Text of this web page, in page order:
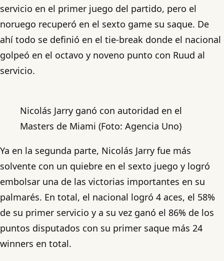
servicio en el primer juego del partido, pero el
noruego recuperó en el sexto game su saque. De
ahí todo se definió en el tie-break donde el nacional
golpeó en el octavo y noveno punto con Ruud al
servicio.
Nicolás Jarry ganó con autoridad en el
Masters de Miami (Foto: Agencia Uno)
Ya en la segunda parte, Nicolás Jarry fue más
solvente con un quiebre en el sexto juego y logró
embolsar una de las victorias importantes en su
palmarés. En total, el nacional logró 4 aces, el 58%
de su primer servicio y a su vez ganó el 86% de los
puntos disputados con su primer saque más 24
winners en total.